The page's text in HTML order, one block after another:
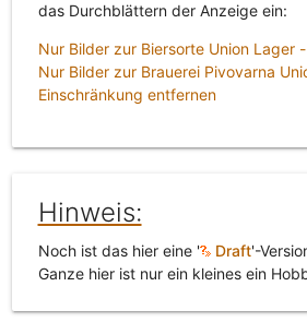
das Durchblättern der Anzeige ein:
Nur Bilder zur Biersorte Union Lager
Nur Bilder zur Brauerei Pivovarna
Einschränkung entfernen
Hinweis:
Noch ist das hier eine ' Draft'-
Ganze hier ist nur ein kleines ein